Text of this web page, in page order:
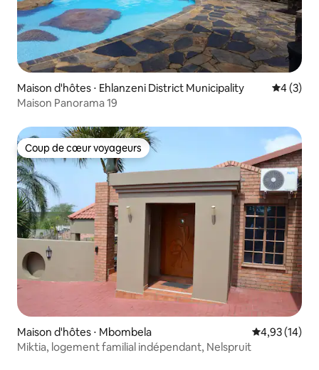
Maison d'hôtes ⋅ Ehlanzeni District Municipality
4 (3)
Maison Panorama 19
Coup de cœur voyageurs
Coup de cœur voyageurs
Maison d'hôtes ⋅ Mbombela Évaluation
4,93 (14)
Miktia, logement familial indépendant, Nelspruit